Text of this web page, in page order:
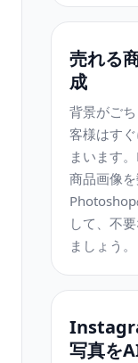
売れる
成
背景がご
客様はす
まいます
商品画像を
して、不
ましょう。
写真を